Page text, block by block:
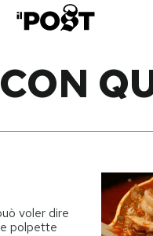
voler dire
polpette